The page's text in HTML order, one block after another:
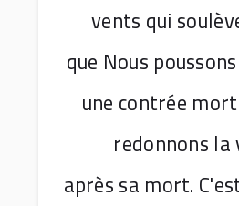
vents qui
que Nous
une contrée
redonnons
après sa mort.